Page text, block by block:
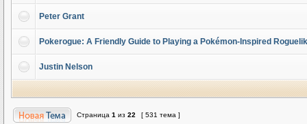
Peter Grant
Pokerogue: A Friendly Guide to Playing a Pokémon-Inspired
Justin Nelson
Страница 1 из 22 [ 531 тема ]